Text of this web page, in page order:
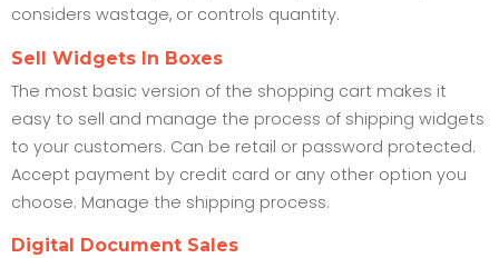
considers wastage, or controls quantity.
Sell Widgets In Boxes
The most basic version of the shopping cart makes it
easy to sell and manage the process of shipping widgets
to your customers. Can be retail or password protected.
Accept payment by credit card or any other option you
choose. Manage the shipping process.
Digital Document Sales